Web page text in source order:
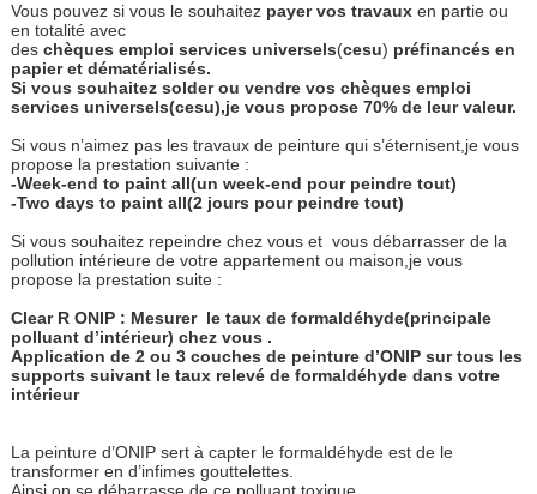
Vous pouvez si vous le souhaitez payer vos travauxen partie ou
en totalité avec
des chèques emploi services universels(cesu) préfinancés en
papier et dématérialisés.
Si vous souhaitez solder ou vendre vos chèques emploi
services universels(cesu),je vous propose 70% de leur valeur.
Si vous n’aimez pas les travaux de peinture qui s’éternisent,je vous
propose la prestation suivante :
-Week-end to paint all(un week-end pour peindre tout)
-Two days to paint all(2 jours pour peindre tout)
Si vous souhaitez repeindre chez vous et vous débarrasser de la
pollution intérieure de votre appartement ou maison,je vous
propose la prestation suite :
Clear R ONIP : Mesurer le taux de formaldéhyde(principale
polluant d’intérieur) chez vous .
Application de 2 ou 3 couches de peinture d’ONIP sur tous les
supports suivant le taux relevé de formaldéhyde dans votre
intérieur
La peinture d’ONIP sert à capter le formaldéhyde est de le
transformer en d’infimes gouttelettes.